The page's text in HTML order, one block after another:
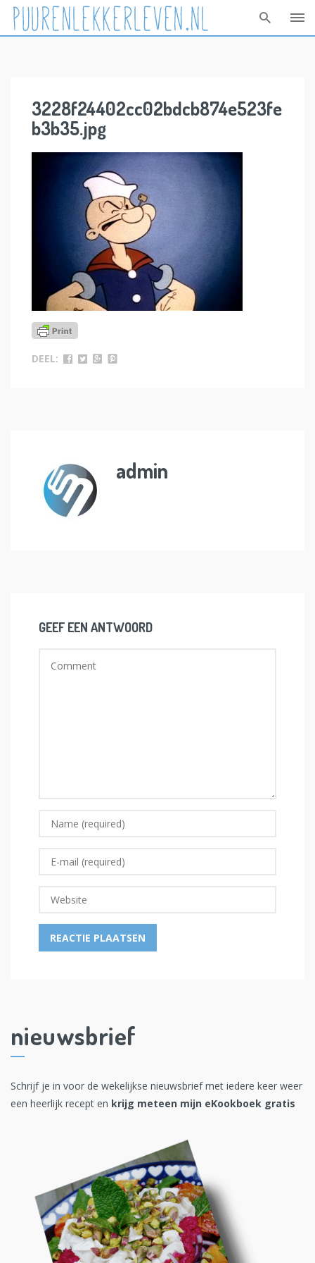
3228f24402cc02bdcb874e523fe
b3b35.jpg
DEEL:
admin
GEEF EEN ANTWOORD
nieuwsbrief
Schrijf je in voor de wekelijkse nieuwsbrief met iedere keer weer
een heerlijk recept en krijg meteen mijn eKookboek gratis